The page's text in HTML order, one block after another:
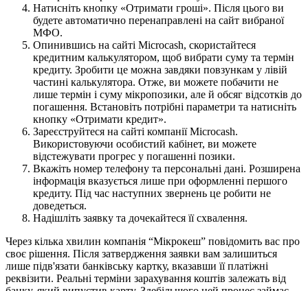
Натисніть кнопку «Отримати гроші». Після цього ви
будете автоматично перенаправлені на сайт вибраної
МФО.
Опинившись на сайті Microcash, скористайтеся
кредитним калькулятором, щоб вибрати суму та термін
кредиту. Зробити це можна завдяки повзункам у лівій
частині калькулятора. Отже, ви можете побачити не
лише термін і суму мікропозики, але й обсяг відсотків до
погашення. Встановіть потрібні параметри та натисніть
кнопку «Отримати кредит».
Зареєструйтеся на сайті компанії Microcash.
Використовуючи особистий кабінет, ви можете
відстежувати прогрес у погашенні позики.
Вкажіть номер телефону та персональні дані. Розширена
інформація вказується лише при оформленні першого
кредиту. Під час наступних звернень це робити не
доведеться.
Надішліть заявку та дочекайтеся її схвалення.
Через кілька хвилин компанія “Мікрокеш” повідомить вас про
своє рішення. Після затвердження заявки вам залишиться
лише підв'язати банківську картку, вказавши її платіжні
реквізити. Реальні терміни зарахування коштів залежать від